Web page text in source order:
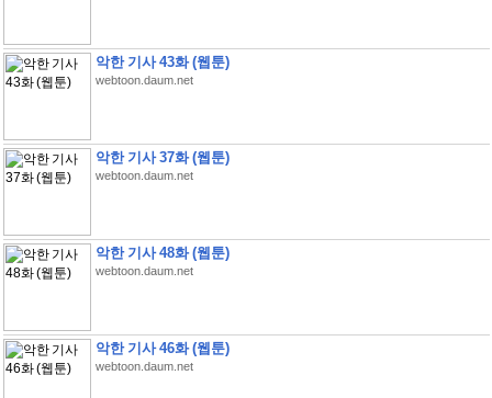
악한 기사 43화 (웹툰)
webtoon.daum.net
악한 기사 37화 (웹툰)
webtoon.daum.net
악한 기사 48화 (웹툰)
webtoon.daum.net
악한 기사 46화 (웹툰)
webtoon.daum.net